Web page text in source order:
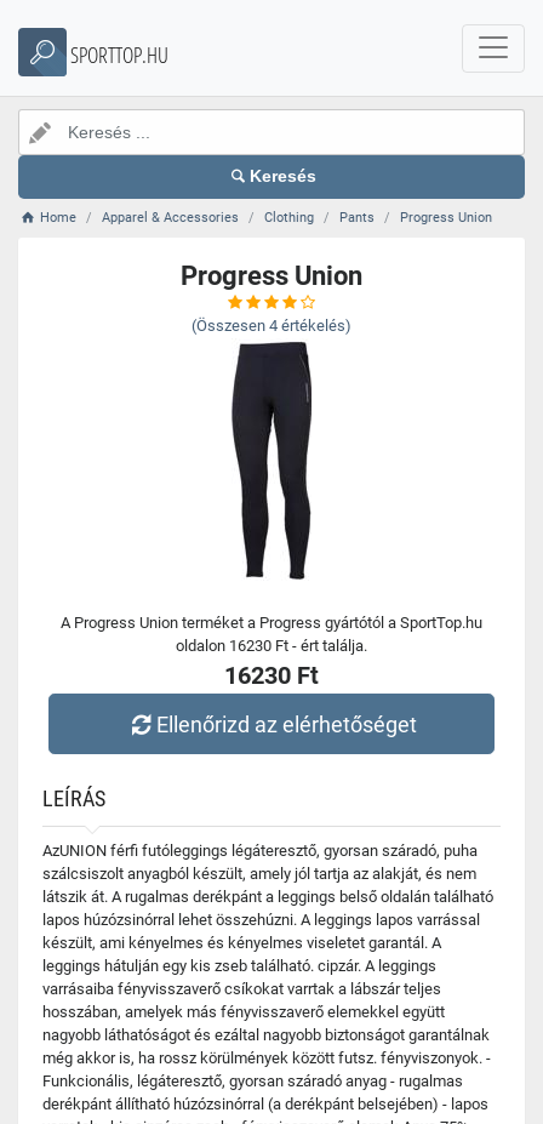
SPORTTOP.HU
Keresés
Home Apparel & Accessories Clothing Pants Progress Union
Progress Union
(Összesen 4 értékelés)
A Progress Union terméket a Progress gyártótól a SportTop.hu
oldalon 16230 Ft - ért találja.
16230 Ft
Ellenőrizd az elérhetőséget
LEÍRÁS
AzUNION férfi futóleggings légáteresztő, gyorsan száradó, puha
szálcsiszolt anyagból készült, amely jól tartja az alakját, és nem
látszik át. A rugalmas derékpánt a leggings belső oldalán található
lapos húzózsinórral lehet összehúzni. A leggings lapos varrással
készült, ami kényelmes és kényelmes viseletet garantál. A
leggings hátulján egy kis zseb található. cipzár. A leggings
varrásaiba fényvisszaverő csíkokat varrtak a lábszár teljes
hosszában, amelyek más fényvisszaverő elemekkel együtt
nagyobb láthatóságot és ezáltal nagyobb biztonságot garantálnak
még akkor is, ha rossz körülmények között futsz. fényviszonyok. -
Funkcionális, légáteresztő, gyorsan száradó anyag - rugalmas
derékpánt állítható húzózsinórral (a derékpánt belsejében) - lapos